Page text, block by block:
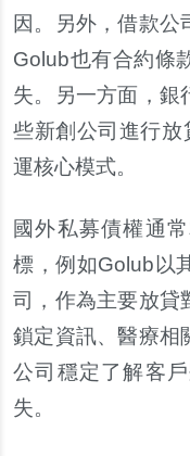
因。另外，借款公
Golub也有合約條
失。另一方面，銀
些新創公司進行
運核心模式。
國外私募債權通
標，例如Golub以
司，作為主要放貸
鎖定資訊、醫療相
公司穩定了解客
失。